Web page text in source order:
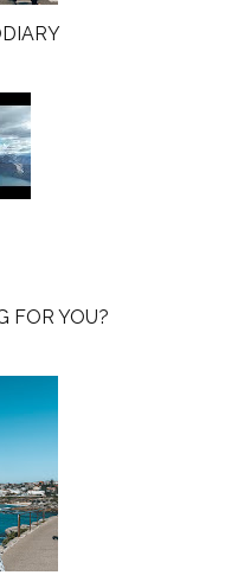
FOR YOU?